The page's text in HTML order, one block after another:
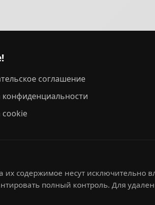
соглашение
конфиденциальности
cookie
содержимое несут исключительно
полный контроль. Для